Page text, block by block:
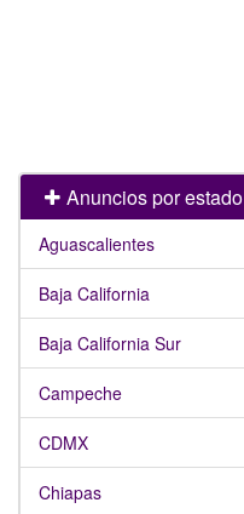
Anuncios por estado
Aguascalientes
Baja California
Baja California Sur
Campeche
CDMX
Chiapas